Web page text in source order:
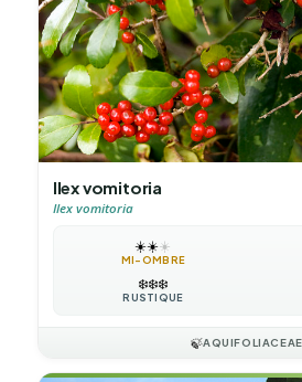
Ilex vomitoria
Ilex vomitoria
☀️☀️☀️
MI-OMBRE
❄️❄️❄️
RUSTIQUE
🍃AQUIFOLIACEAE